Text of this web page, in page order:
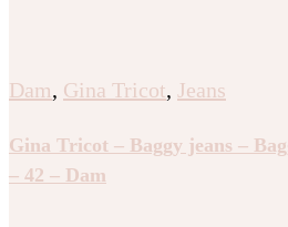
Dam, Gina Tricot, Jeans
Gina Tricot – Baggy jeans –
– 42 – Dam